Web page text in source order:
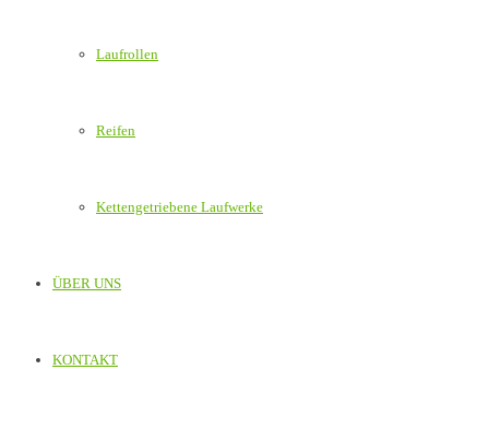
Laufrollen
Reifen
Kettengetriebene Laufwerke
ÜBER UNS
KONTAKT